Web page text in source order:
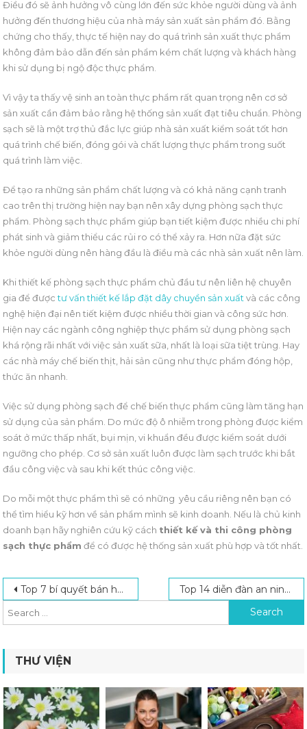
Điều đó sẽ ảnh hưởng vô cùng lớn đến sức khỏe người dùng và ảnh
hưởng đến thương hiệu của nhà máy sản xuất sản phẩm đó. Bằng
chứng cho thấy, thực tế hiện nay do quá trình sản xuất thực phẩm
không đảm bảo dẫn đến sản phẩm kém chất lượng và khách hàng
khi sử dụng bị ngộ độc thực phẩm.
Vì vậy ta thấy vệ sinh an toàn thực phẩm rất quan trọng nên cơ sở
sản xuất cần đảm bảo rằng hệ thống sản xuất đạt tiêu chuẩn. Phòng
sạch sẽ là một trợ thủ đắc lực giúp nhà sản xuất kiểm soát tốt hơn
quá trình chế biến, đóng gói và chất lượng thực phẩm trong suốt
quá trình làm việc.
Để tạo ra những sản phẩm chất lượng và có khả năng cạnh tranh
cao trên thị trường hiện nay bạn nên xây dựng phòng sạch thực
phẩm. Phòng sạch thực phẩm giúp bạn tiết kiệm được nhiều chi phí
phát sinh và giảm thiểu các rủi ro có thể xảy ra. Hơn nữa đặt sức
khỏe người dùng nên hàng đầu là điều mà các nhà sản xuất nên làm.
Khi thiết kế phòng sạch thực phẩm chủ đầu tư nên liên hệ chuyên
gia để đượctư vấn thiết kế lắp đặt dây chuyền sản xuất và các công
nghệ hiện đại nên tiết kiệm được nhiều thời gian và công sức hơn.
Hiện nay các ngành công nghiệp thực phẩm sử dụng phòng sạch
khá rộng rãi nhất với việc sản xuất sữa, nhất là loại sữa tiệt trùng. Hay
các nhà máy chế biến thịt, hải sản cũng như thực phẩm đóng hộp,
thức ăn nhanh.
Việc sử dụng phòng sạch để chế biến thực phẩm cũng làm tăng hạn
sử dụng của sản phẩm. Do mức độ ô nhiễm trong phòng được kiểm
soát ở mức thấp nhất, bụi mịn, vi khuẩn đều được kiểm soát dưới
ngưỡng cho phép. Cơ sở sản xuất luôn được làm sạch trước khi bắt
đầu công việc và sau khi kết thúc công việc.
Do mỗi một thực phẩm thì sẽ có những yêu cầu riêng nên bạn có
thể tìm hiểu kỹ hơn về sản phẩm mình sẽ kinh doanh. Nếu là chủ kinh
doanh bạn hãy nghiên cứu kỹ cách thiết kế và thi công phòng
sạch thực phẩm để có được hệ thống sản xuất phù hợp và tốt nhất.
Post navigation
Top 7 bí quyết bán hàng online trên diễn đàn hiệu quả Top 14 diễn đàn an ninh mạng, bảo mật lập trình uy tín
Search for:
THƯ VIỆN